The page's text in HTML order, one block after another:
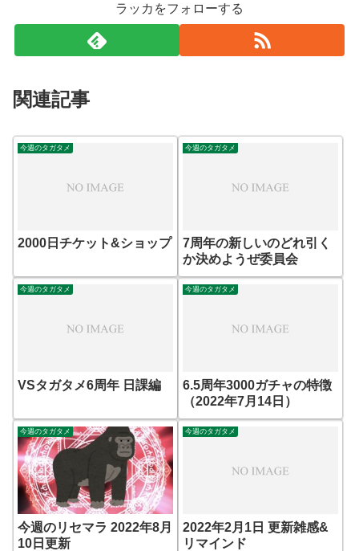
ラッカをフォローする
関連記事
今週のタガタメ
2000日チケット&ショップ
今週のタガタメ
7周年の新しいのどれ引く
か決めようぜ委員会
今週のタガタメ
VSタガタメ6周年 日課編
今週のタガタメ
6.5周年3000ガチャの特徴
（2022年7月14日）
今週のタガタメ
今週のリセマラ 2022年8月
10日更新
今週のタガタメ
2022年2月1日 更新雑感&
リマインド